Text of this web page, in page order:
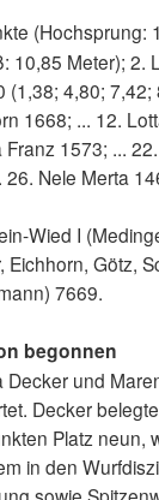
10,85 Meter);
4,80;
1668; ... 12.
1573; ...
Nele Merta
Wied I
Götz,
7669.
begonnen
und
Decker
Platz
in den